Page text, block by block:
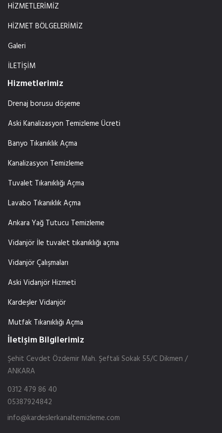
HİZMETLERİMİZ
HİZMET BÖLGELERİMİZ
Galeri
İLETİŞİM
Hizmetlerimiz
Drenaj borusu döşeme
Aski Kanalizasyon Temizleme Ücreti
Banyo Tıkanıklık Açma
Kanalizasyon Temizleme
Tuvalet Tıkanıklığı Açma
Lavabo Tıkanıklık Açma
Ankara Yağ Tutucu Temizleme
Vidanjör İle tuvalet tıkanıklığı açma
Vidanjör Çalışmaları
Aski Vidanjör Hizmeti
Kardeşler Vidanjör
Mutfak Tıkanıklığı Açma
İletişim Bilgilerimiz
Şehit Cevdet Özdemir Mah. Şeftali Sokak 55/C Dikmen /
ANKARA
0312 479 86 40
05387924842
info@kardeslerkanaltemizleme.com